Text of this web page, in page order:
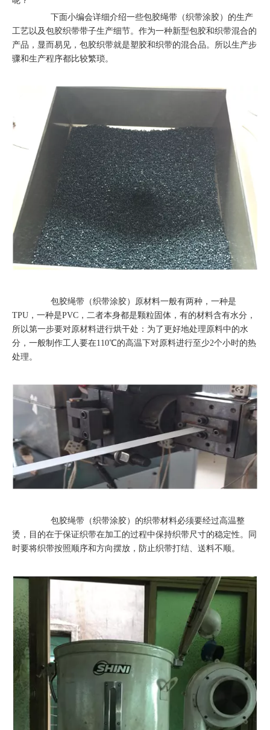
下面小编会详细介绍一些包胶绳带（织带涂胶）的生产
工艺以及包胶织带带子生产细节。作为一种新型包胶和织带混合的
产品，显而易见，包胶织带就是塑胶和织带的混合品。所以生产步
骤和生产程序都比较繁琐。
包胶绳带（织带涂胶）原材料一般有两种，一种是
TPU，一种是PVC，二者本身都是颗粒固体，有的材料含有水分，
所以第一步要对原材料进行烘干处：为了更好地处理原料中的水
分，一般制作工人要在110℃的高温下对原料进行至少2个小时的热
处理。
包胶绳带（织带涂胶）的织带材料必须要经过高温整
烫，目的在于保证织带在加工的过程中保持织带尺寸的稳定性。同
时要将织带按照顺序和方向摆放，防止织带打结、送料不顺。